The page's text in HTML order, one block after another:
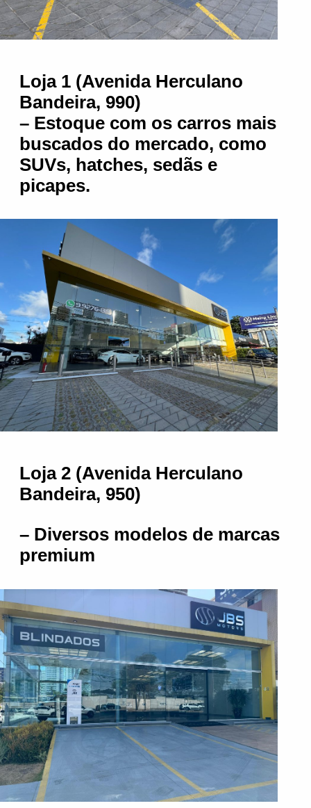
Loja 1 (Avenida Herculano
Bandeira, 990)
– Estoque com os carros mais
buscados do mercado, como
SUVs, hatches, sedãs e
picapes.
Loja 2 (Avenida Herculano
Bandeira, 950)
– Diversos modelos de marcas
premium